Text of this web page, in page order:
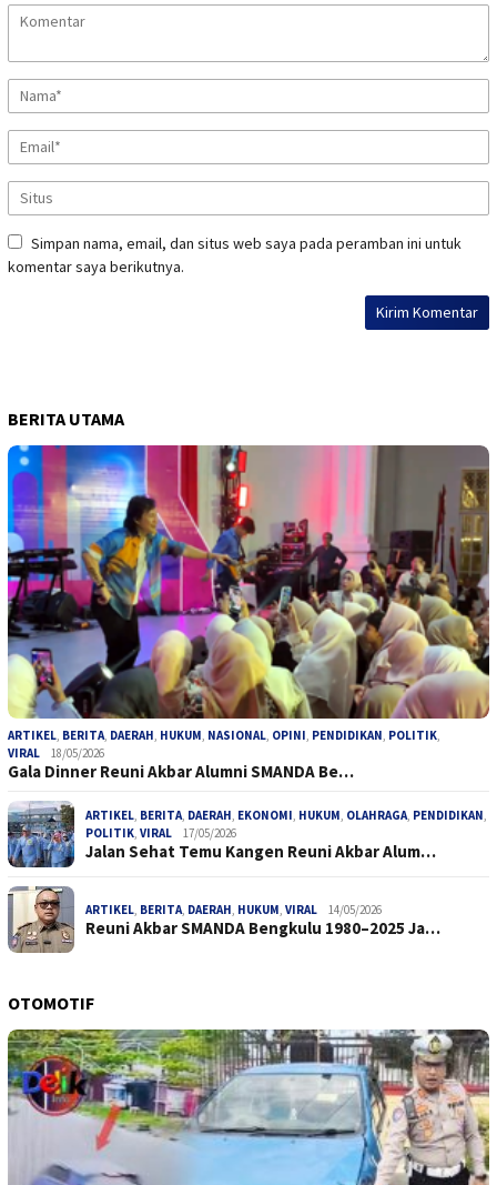
Simpan nama, email, dan situs web saya pada peramban ini untuk
komentar saya berikutnya.
BERITA UTAMA
ARTIKEL BERITA DAERAH HUKUM NASIONAL OPINI PENDIDIKAN POLITIK
VIRAL
18/05/2026
Gala Dinner Reuni Akbar Alumni SMANDA Be…
ARTIKEL BERITA DAERAH EKONOMI HUKUM OLAHRAGA PENDIDIKAN
POLITIK VIRAL 17/05/2026
Jalan Sehat Temu Kangen Reuni Akbar Alum…
ARTIKEL BERITA DAERAH HUKUM VIRAL 14/05/2026
Reuni Akbar SMANDA Bengkulu 1980–2025 Ja…
OTOMOTIF